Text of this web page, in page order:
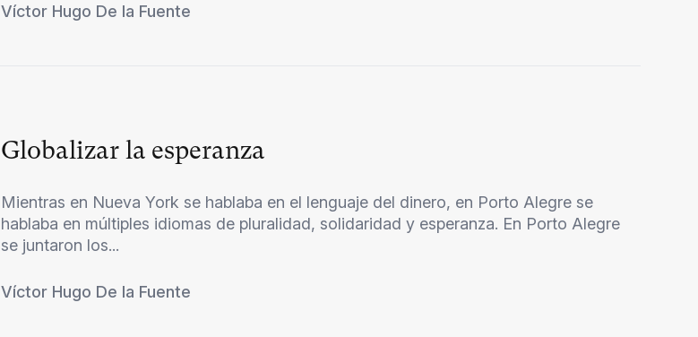
Víctor Hugo De la Fuente
Globalizar la esperanza
Mientras en Nueva York se hablaba en el lenguaje del dinero, en Porto Alegre se
hablaba en múltiples idiomas de pluralidad, solidaridad y esperanza. En Porto Alegre
se juntaron los...
Víctor Hugo De la Fuente